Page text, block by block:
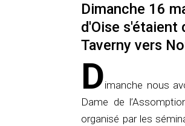
Dimanche 16
d'Oise s'étaient
Taverny vers
Dimanche nous
Dame de
organisé par les